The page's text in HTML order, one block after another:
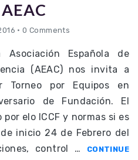
• 0 Comments
Asociación Española de
(AEAC) nos invita a
Torneo por Equipos en
de Fundación. El
elo ICCF y normas si es
inicio 24 de Febrero del
control …
CONTINUE